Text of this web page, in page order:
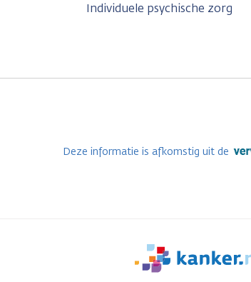
Individuele psychische zorg
Deze informatie is afkomstig uit de
We